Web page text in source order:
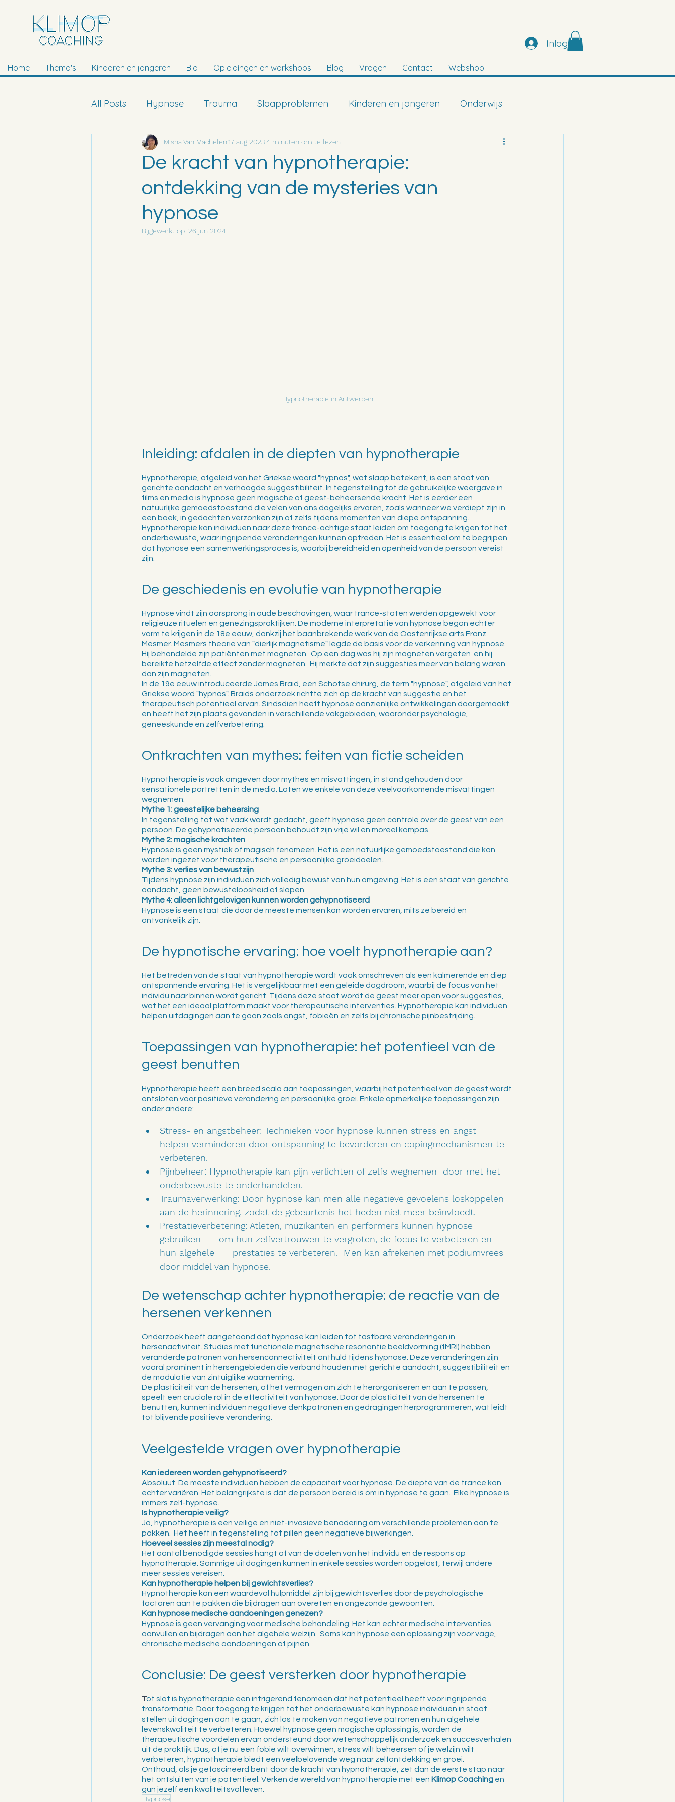
Inloggen
Home Thema's Kinderen en jongeren Bio Opleidingen en workshops Blog Vragen Contact Webshop
All Posts Hypnose Trauma Slaapproblemen Kinderen en jongeren Onderwijs
Tito Trauma Methode
De kracht van hypnotherapie:
ontdekking van de mysteries van
hypnose
Misha Van Machelen17 aug 20234 minuten om te lezen
Bijgewerkt op: 26 jun 2024
Hypnotherapie in Antwerpen
Inleiding: afdalen in de diepten van hypnotherapie
Hypnotherapie, afgeleid van het Griekse woord "hypnos", wat slaap betekent, is een staat van
gerichte aandacht en verhoogde suggestibiliteit. In tegenstelling tot de gebruikelijke weergave in
films en media is hypnose geen magische of geest-beheersende kracht. Het is eerder een
natuurlijke gemoedstoestand die velen van ons dagelijks ervaren, zoals wanneer we verdiept zijn in
een boek, in gedachten verzonken zijn of zelfs tijdens momenten van diepe ontspanning.
Hypnotherapie kan individuen naar deze trance-achtige staat leiden om toegang te krijgen tot het
onderbewuste, waar ingrijpende veranderingen kunnen optreden. Het is essentieel om te begrijpen
dat hypnose een samenwerkingsproces is, waarbij bereidheid en openheid van de persoon vereist
zijn.
De geschiedenis en evolutie van hypnotherapie
Hypnose vindt zijn oorsprong in oude beschavingen, waar trance-staten werden opgewekt voor
religieuze rituelen en genezingspraktijken. De moderne interpretatie van hypnose begon echter
vorm te krijgen in de 18e eeuw, dankzij het baanbrekende werk van de Oostenrijkse arts Franz
Mesmer. Mesmers theorie van "dierlijk magnetisme" legde de basis voor de verkenning van hypnose.
Hij behandelde zijn patiënten met magneten.  Op een dag was hij zijn magneten vergeten  en hij
bereikte hetzelfde effect zonder magneten.  Hij merkte dat zijn suggesties meer van belang waren
dan zijn magneten.
In de 19e eeuw introduceerde James Braid, een Schotse chirurg, de term "hypnose", afgeleid van het
Griekse woord "hypnos". Braids onderzoek richtte zich op de kracht van suggestie en het
therapeutisch potentieel ervan. Sindsdien heeft hypnose aanzienlijke ontwikkelingen doorgemaakt
en heeft het zijn plaats gevonden in verschillende vakgebieden, waaronder psychologie,
geneeskunde en zelfverbetering.
Ontkrachten van mythes: feiten van fictie scheiden
Hypnotherapie is vaak omgeven door mythes en misvattingen, in stand gehouden door
sensationele portretten in de media. Laten we enkele van deze veelvoorkomende misvattingen
wegnemen:
Mythe 1: geestelijke beheersing
In tegenstelling tot wat vaak wordt gedacht, geeft hypnose geen controle over de geest van een
persoon. De gehypnotiseerde persoon behoudt zijn vrije wil en moreel kompas.
Mythe 2: magische krachten
Hypnose is geen mystiek of magisch fenomeen. Het is een natuurlijke gemoedstoestand die kan
worden ingezet voor therapeutische en persoonlijke groeidoelen.
Mythe 3: verlies van bewustzijn
Tijdens hypnose zijn individuen zich volledig bewust van hun omgeving. Het is een staat van gerichte
aandacht, geen bewusteloosheid of slapen.
Mythe 4: alleen lichtgelovigen kunnen worden gehypnotiseerd
Hypnose is een staat die door de meeste mensen kan worden ervaren, mits ze bereid en
ontvankelijk zijn.
De hypnotische ervaring: hoe voelt hypnotherapie aan?
Het betreden van de staat van hypnotherapie wordt vaak omschreven als een kalmerende en diep
ontspannende ervaring. Het is vergelijkbaar met een geleide dagdroom, waarbij de focus van het
individu naar binnen wordt gericht. Tijdens deze staat wordt de geest meer open voor suggesties,
wat het een ideaal platform maakt voor therapeutische interventies. Hypnotherapie kan individuen
helpen uitdagingen aan te gaan zoals angst, fobieën en zelfs bij chronische pijnbestrijding.
Toepassingen van hypnotherapie: het potentieel van de
geest benutten
Hypnotherapie heeft een breed scala aan toepassingen, waarbij het potentieel van de geest wordt
ontsloten voor positieve verandering en persoonlijke groei. Enkele opmerkelijke toepassingen zijn
onder andere:
Stress- en angstbeheer: Technieken voor hypnose kunnen stress en angst
helpen verminderen door ontspanning te bevorderen en copingmechanismen te
verbeteren.
Pijnbeheer: Hypnotherapie kan pijn verlichten of zelfs wegnemen  door met het
onderbewuste te onderhandelen.
Traumaverwerking: Door hypnose kan men alle negatieve gevoelens loskoppelen
aan de herinnering, zodat de gebeurtenis het heden niet meer beïnvloedt.
Prestatieverbetering: Atleten, muzikanten en performers kunnen hypnose
gebruiken      om hun zelfvertrouwen te vergroten, de focus te verbeteren en
hun algehele      prestaties te verbeteren.  Men kan afrekenen met podiumvrees
door middel van hypnose.
De wetenschap achter hypnotherapie: de reactie van de
hersenen verkennen
Onderzoek heeft aangetoond dat hypnose kan leiden tot tastbare veranderingen in
hersenactiviteit. Studies met functionele magnetische resonantie beeldvorming (fMRI) hebben
veranderde patronen van hersenconnectiviteit onthuld tijdens hypnose. Deze veranderingen zijn
vooral prominent in hersengebieden die verband houden met gerichte aandacht, suggestibiliteit en
de modulatie van zintuiglijke waarneming.
De plasticiteit van de hersenen, of het vermogen om zich te herorganiseren en aan te passen,
speelt een cruciale rol in de effectiviteit van hypnose. Door de plasticiteit van de hersenen te
benutten, kunnen individuen negatieve denkpatronen en gedragingen herprogrammeren, wat leidt
tot blijvende positieve verandering.
Veelgestelde vragen over hypnotherapie
Kan iedereen worden gehypnotiseerd?
Absoluut. De meeste individuen hebben de capaciteit voor hypnose. De diepte van de trance kan
echter variëren. Het belangrijkste is dat de persoon bereid is om in hypnose te gaan.  Elke hypnose is
immers zelf-hypnose.
Is hypnotherapie veilig?
Ja, hypnotherapie is een veilige en niet-invasieve benadering om verschillende problemen aan te
pakken.  Het heeft in tegenstelling tot pillen geen negatieve bijwerkingen.
Hoeveel sessies zijn meestal nodig?
Het aantal benodigde sessies hangt af van de doelen van het individu en de respons op
hypnotherapie. Sommige uitdagingen kunnen in enkele sessies worden opgelost, terwijl andere
meer sessies vereisen.
Kan hypnotherapie helpen bij gewichtsverlies?
Hypnotherapie kan een waardevol hulpmiddel zijn bij gewichtsverlies door de psychologische
factoren aan te pakken die bijdragen aan overeten en ongezonde gewoonten.
Kan hypnose medische aandoeningen genezen?
Hypnose is geen vervanging voor medische behandeling. Het kan echter medische interventies
aanvullen en bijdragen aan het algehele welzijn.  Soms kan hypnose een oplossing zijn voor vage,
chronische medische aandoeningen of pijnen.
Conclusie: De geest versterken door hypnotherapie
Tot slot is hypnotherapie een intrigerend fenomeen dat het potentieel heeft voor ingrijpende
transformatie. Door toegang te krijgen tot het onderbewuste kan hypnose individuen in staat
stellen uitdagingen aan te gaan, zich los te maken van negatieve patronen en hun algehele
levenskwaliteit te verbeteren. Hoewel hypnose geen magische oplossing is, worden de
therapeutische voordelen ervan ondersteund door wetenschappelijk onderzoek en succesverhalen
uit de praktijk. Dus, of je nu een fobie wilt overwinnen, stress wilt beheersen of je welzijn wilt
verbeteren, hypnotherapie biedt een veelbelovende weg naar zelfontdekking en groei.
Onthoud, als je gefascineerd bent door de kracht van hypnotherapie, zet dan de eerste stap naar
het ontsluiten van je potentieel. Verken de wereld van hypnotherapie met een Klimop Coaching en
gun jezelf een kwaliteitsvol leven.
Hypnose